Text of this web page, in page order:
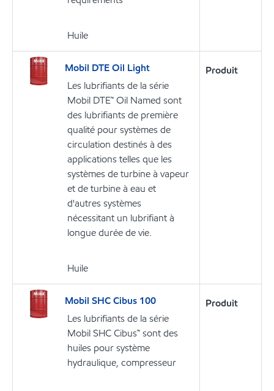
Huile
Mobil DTE Oil Light
Les lubrifiants de la série
Mobil DTE™ Oil Named sont
des lubrifiants de première
qualité pour systèmes de
circulation destinés à des
applications telles que les
systèmes de turbine à vapeur
et de turbine à eau et
d'autres systèmes
nécessitant un lubrifiant à
longue durée de vie.
Huile
Produit
Mobil SHC Cibus 100
Les lubrifiants de la série
Mobil SHC Cibus™ sont des
huiles pour système
hydraulique, compresseur
Produit